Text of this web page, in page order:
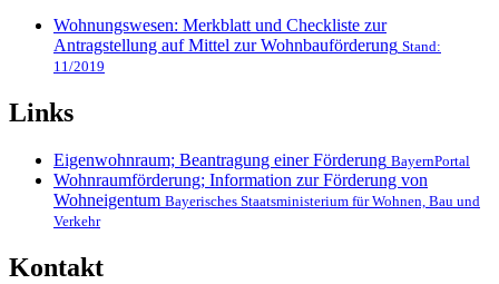
Wohnungswesen: Merkblatt und Checkliste zur
Antragstellung auf Mittel zur Wohnbauförderung Stand:
11/2019
Links
Eigenwohnraum; Beantragung einer Förderung BayernPortal
Wohnraumförderung; Information zur Förderung von
Wohneigentum Bayerisches Staatsministerium für Wohnen, Bau und
Verkehr
Kontakt